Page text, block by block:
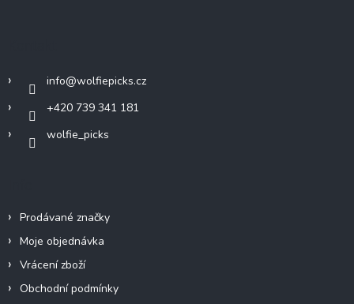
info@wolfiepicks.cz
+420 739 341 181
wolfie_picks
Prodávané značky
Moje objednávka
Vrácení zboží
Obchodní podmínky